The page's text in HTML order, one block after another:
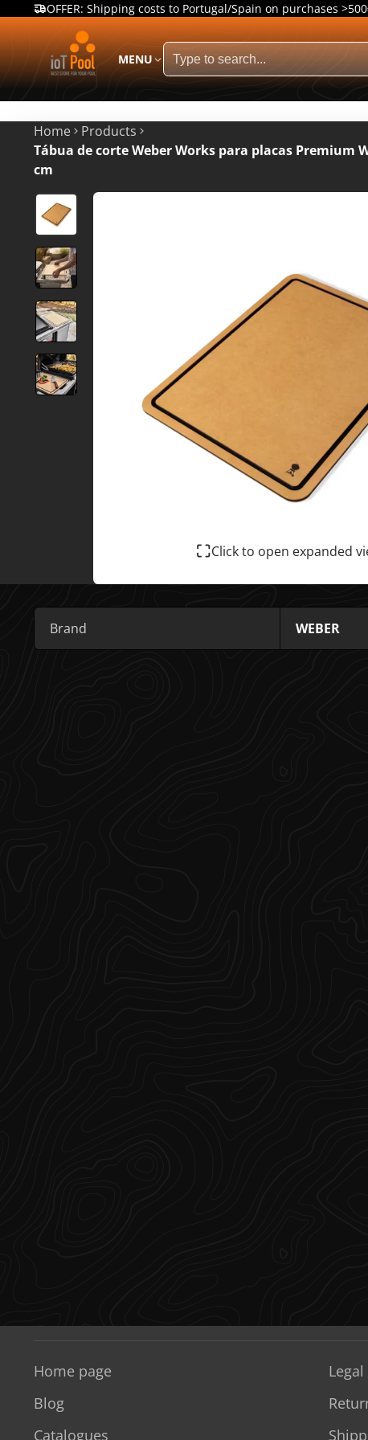
OFFER: Shipping costs to Portugal/Spain on purchases
MENU
Home
Products
Tábua de corte Weber Works para placas Premium
cm
Click to open expanded
Brand WEBER
Home page
Blog
Catalogues